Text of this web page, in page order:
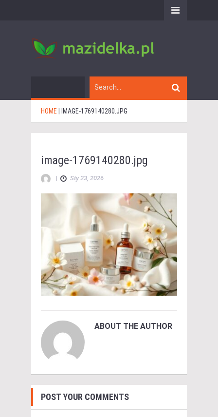
HOME IMAGE-1769140280.JPG
image-1769140280.jpg
| Sty 23, 2026
ABOUT THE AUTHOR
POST YOUR COMMENTS